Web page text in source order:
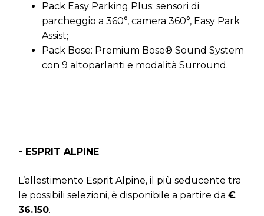
Pack Easy Parking Plus: sensori di
parcheggio a 360°, camera 360°, Easy Park
Assist;
Pack Bose: Premium Bose® Sound System
con 9 altoparlanti e modalità Surround.
- ESPRIT ALPINE
L’allestimento Esprit Alpine, il più seducente tra
le possibili selezioni, è disponibile a partire da €
36.150.